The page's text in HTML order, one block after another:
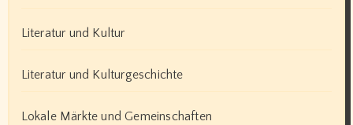
Literatur und Kultur
Literatur und Kulturgeschichte
Lokale Märkte und Gemeinschaften